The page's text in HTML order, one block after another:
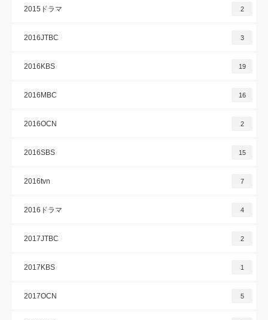
2015ドラマ 2
2016JTBC 3
2016KBS 19
2016MBC 16
2016OCN 2
2016SBS 15
2016tvn 7
2016ドラマ 4
2017JTBC 2
2017KBS 1
2017OCN 5